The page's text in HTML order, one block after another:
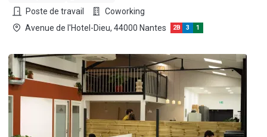
Poste de travail
Coworking
Avenue de l'Hotel-Dieu, 44000 Nantes
2B 3 1